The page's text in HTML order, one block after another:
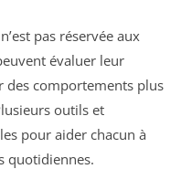
n’est pas réservée aux
évaluer leur
des comportements plus
outils et
pour aider chacun à
quotidiennes.